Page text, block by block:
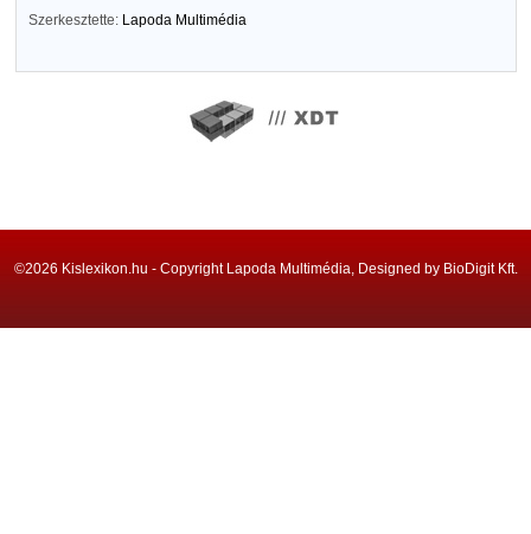
Szerkesztette: Lapoda Multimédia
©2026 Kislexikon.hu - Copyright Lapoda Multimédia, Designed by BioDigit Kft.